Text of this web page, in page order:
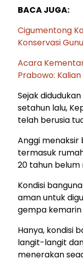
BACA JUGA:
Cigumentong
Konservasi
Acara
Prabowo:
Sejak
setahun lalu,
telah berusia
Anggi menaksir
termasuk
20 tahun
Kondisi
aman untuk
gempa kemarin
Hanya, kondisi
langit-langit
menerakan